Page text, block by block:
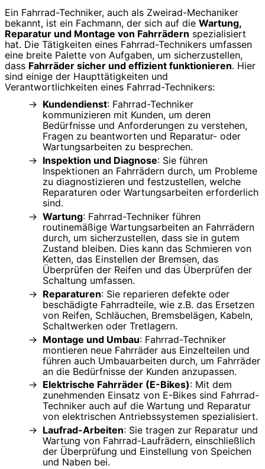
Ein Fahrrad-Techniker, auch als Zweirad-Mechaniker
bekannt, ist ein Fachmann, der sich auf die Wartung,
Reparatur und Montage von Fahrrädern spezialisiert
hat. Die Tätigkeiten eines Fahrrad-Technikers umfassen
eine breite Palette von Aufgaben, um sicherzustellen,
dass Fahrräder sicher und effizient funktionieren. Hier
sind einige der Haupttätigkeiten und
Verantwortlichkeiten eines Fahrrad-Technikers:
Kundendienst: Fahrrad-Techniker
kommunizieren mit Kunden, um deren
Bedürfnisse und Anforderungen zu verstehen,
Fragen zu beantworten und Reparatur- oder
Wartungsarbeiten zu besprechen.
Inspektion und Diagnose: Sie führen
Inspektionen an Fahrrädern durch, um Probleme
zu diagnostizieren und festzustellen, welche
Reparaturen oder Wartungsarbeiten erforderlich
sind.
Wartung: Fahrrad-Techniker führen
routinemäßige Wartungsarbeiten an Fahrrädern
durch, um sicherzustellen, dass sie in gutem
Zustand bleiben. Dies kann das Schmieren von
Ketten, das Einstellen der Bremsen, das
Überprüfen der Reifen und das Überprüfen der
Schaltung umfassen.
Reparaturen: Sie reparieren defekte oder
beschädigte Fahrradteile, wie z.B. das Ersetzen
von Reifen, Schläuchen, Bremsbelägen, Kabeln,
Schaltwerken oder Tretlagern.
Montage und Umbau: Fahrrad-Techniker
montieren neue Fahrräder aus Einzelteilen und
führen auch Umbauarbeiten durch, um Fahrräder
an die Bedürfnisse der Kunden anzupassen.
Elektrische Fahrräder (E-Bikes): Mit dem
zunehmenden Einsatz von E-Bikes sind Fahrrad-
Techniker auch auf die Wartung und Reparatur
von elektrischen Antriebssystemen spezialisiert.
Laufrad-Arbeiten: Sie tragen zur Reparatur und
Wartung von Fahrrad-Laufrädern, einschließlich
der Überprüfung und Einstellung von Speichen
und Naben bei.